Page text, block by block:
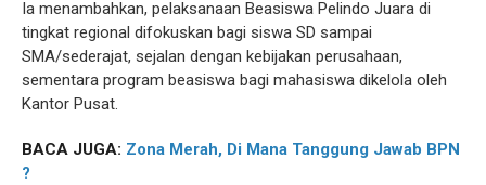
Ia menambahkan, pelaksanaan Beasiswa Pelindo Juara di
tingkat regional difokuskan bagi siswa SD sampai
SMA/sederajat, sejalan dengan kebijakan perusahaan,
sementara program beasiswa bagi mahasiswa dikelola oleh
Kantor Pusat.
BACA JUGA: Zona Merah, Di Mana Tanggung Jawab BPN
?